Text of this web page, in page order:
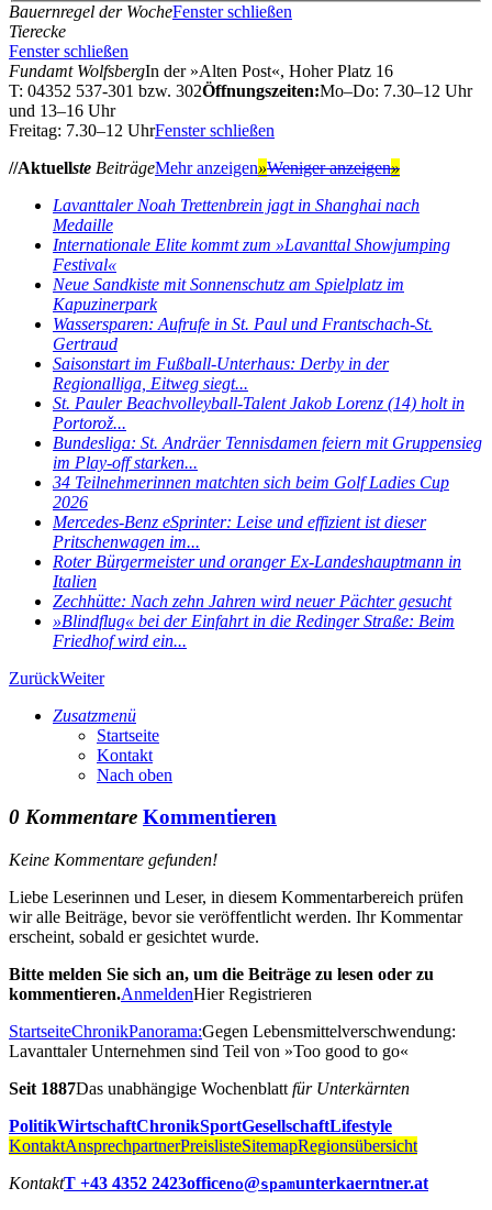
Bauernregel der WocheFenster schließen
Tierecke
Fenster schließen
Fundamt WolfsbergIn der »Alten Post«, Hoher Platz 16
T: 04352 537-301 bzw. 302Öffnungszeiten:Mo–Do: 7.30–12 Uhr
und 13–16 Uhr
Freitag: 7.30–12 UhrFenster schließen
//Aktuellste BeiträgeMehr anzeigen»Weniger anzeigen»
Lavanttaler Noah Trettenbrein jagt in Shanghai nach
Medaille
Internationale Elite kommt zum »Lavanttal Showjumping
Festival«
Neue Sandkiste mit Sonnenschutz am Spielplatz im
Kapuzinerpark
Wassersparen: Aufrufe in St. Paul und Frantschach-St.
Gertraud
Saisonstart im Fußball-Unterhaus: Derby in der
Regionalliga, Eitweg siegt...
St. Pauler Beachvolleyball-Talent Jakob Lorenz (14) holt in
Portorož...
Bundesliga: St. Andräer Tennisdamen feiern mit Gruppensieg
im Play-off starken...
34 Teilnehmerinnen matchten sich beim Golf Ladies Cup
2026
Mercedes-Benz eSprinter: Leise und effizient ist dieser
Pritschenwagen im...
Roter Bürgermeister und oranger Ex-Landeshauptmann in
Italien
Zechhütte: Nach zehn Jahren wird neuer Pächter gesucht
»Blindflug« bei der Einfahrt in die Redinger Straße: Beim
Friedhof wird ein...
ZurückWeiter
Zusatzmenü
Startseite
Kontakt
Nach oben
0 Kommentare Kommentieren
Keine Kommentare gefunden!
Liebe Leserinnen und Leser, in diesem Kommentarbereich prüfen
wir alle Beiträge, bevor sie veröffentlicht werden. Ihr Kommentar
erscheint, sobald er gesichtet wurde.
Bitte melden Sie sich an, um die Beiträge zu lesen oder zu
kommentieren.AnmeldenHier Registrieren
StartseiteChronikPanorama:Gegen Lebensmittelverschwendung:
Lavanttaler Unternehmen sind Teil von »Too good to go«
Seit 1887Das unabhängige Wochenblatt für Unterkärnten
PolitikWirtschaftChronikSportGesellschaftLifestyle
KontaktAnsprechpartnerPreislisteSitemapRegionsübersicht
KontaktT +43 4352 2423officeno@spamunterkaerntner.at